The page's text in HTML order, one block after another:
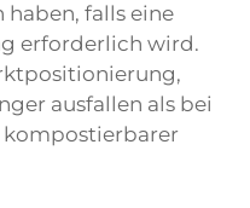
falls eine
erforderlich wird.
ausfallen als bei